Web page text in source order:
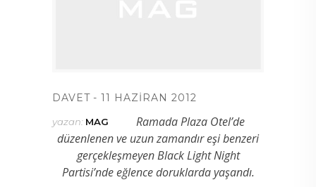
DAVET 11 HAZIRAN 2012
yazan: MAG
Ramada Plaza Otel’de
düzenlenen ve uzun zamandır eşi benzeri
gerçekleşmeyen Black Light Night
Partisi’nde eğlence doruklarda yaşandı.